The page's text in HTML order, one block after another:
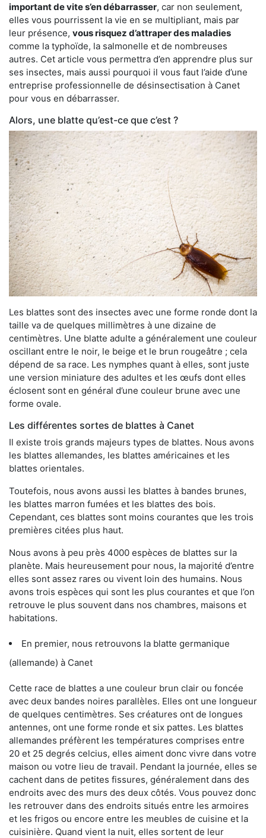
important de vite s’en débarrasser, car non seulement,
elles vous pourrissent la vie en se multipliant, mais par
leur présence, vous risquez d’attraper des maladies
comme la typhoïde, la salmonelle et de nombreuses
autres. Cet article vous permettra d’en apprendre plus sur
ses insectes, mais aussi pourquoi il vous faut l’aide d’une
entreprise professionnelle de désinsectisation à Canet
pour vous en débarrasser.
Alors, une blatte qu’est-ce que c’est ?
Les blattes sont des insectes avec une forme ronde dont la
taille va de quelques millimètres à une dizaine de
centimètres. Une blatte adulte a généralement une couleur
oscillant entre le noir, le beige et le brun rougeâtre ; cela
dépend de sa race. Les nymphes quant à elles, sont juste
une version miniature des adultes et les œufs dont elles
éclosent sont en général d’une couleur brune avec une
forme ovale.
Les différentes sortes de blattes à Canet
Il existe trois grands majeurs types de blattes. Nous avons
les blattes allemandes, les blattes américaines et les
blattes orientales.
Toutefois, nous avons aussi les blattes à bandes brunes,
les blattes marron fumées et les blattes des bois.
Cependant, ces blattes sont moins courantes que les trois
premières citées plus haut.
Nous avons à peu près 4000 espèces de blattes sur la
planète. Mais heureusement pour nous, la majorité d’entre
elles sont assez rares ou vivent loin des humains. Nous
avons trois espèces qui sont les plus courantes et que l’on
retrouve le plus souvent dans nos chambres, maisons et
habitations.
En premier, nous retrouvons la blatte germanique
(allemande) à Canet
Cette race de blattes a une couleur brun clair ou foncée
avec deux bandes noires parallèles. Elles ont une longueur
de quelques centimètres. Ses créatures ont de longues
antennes, ont une forme ronde et six pattes. Les blattes
allemandes préfèrent les températures comprises entre
20 et 25 degrés celcius, elles aiment donc vivre dans votre
maison ou votre lieu de travail. Pendant la journée, elles se
cachent dans de petites fissures, généralement dans des
endroits avec des murs des deux côtés. Vous pouvez donc
les retrouver dans des endroits situés entre les armoires
et les frigos ou encore entre les meubles de cuisine et la
cuisinière. Quand vient la nuit, elles sortent de leur